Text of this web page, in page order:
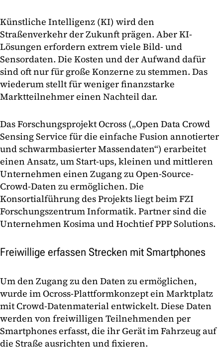
Künstliche Intelligenz (KI) wird den
Straßenverkehr der Zukunft prägen. Aber KI-
Lösungen erfordern extrem viele Bild- und
Sensordaten. Die Kosten und der Aufwand dafür
sind oft nur für große Konzerne zu stemmen. Das
wiederum stellt für weniger finanzstarke
Marktteilnehmer einen Nachteil dar.
Das Forschungsprojekt Ocross („Open Data Crowd
Sensing Service für die einfache Fusion annotierter
und schwarmbasierter Massendaten“) erarbeitet
einen Ansatz, um Start-ups, kleinen und mittleren
Unternehmen einen Zugang zu Open-Source-
Crowd-Daten zu ermöglichen. Die
Konsortialführung des Projekts liegt beim FZI
Forschungszentrum Informatik. Partner sind die
Unternehmen Kosima und Hochtief PPP Solutions.
Freiwillige erfassen Strecken mit Smartphones
Um den Zugang zu den Daten zu ermöglichen,
wurde im Ocross-Plattformkonzept ein Marktplatz
mit Crowd-Datenmaterial entwickelt. Diese Daten
werden von freiwilligen Teilnehmenden per
Smartphones erfasst, die ihr Gerät im Fahrzeug auf
die Straße ausrichten und fixieren.